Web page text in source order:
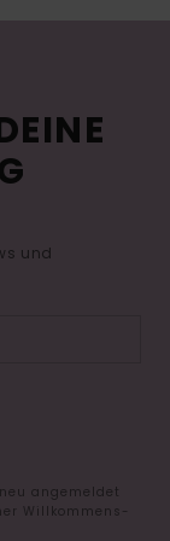
und
angemeldet
Willkommens-